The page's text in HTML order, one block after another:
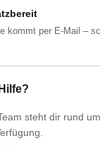
kommt per E-Mail –
steht dir rund